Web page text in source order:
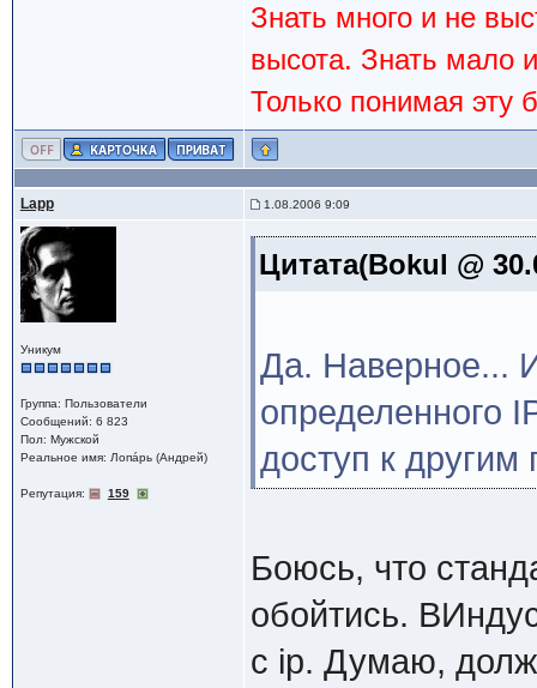
Знать много и не
высота. Знать мало
Только понимая эту
Lapp 1.08.2006 9:09
Уникум
Группа: Пользователи
Сообщений: 6 823
Пол: Мужской
Реальное имя: Лопáрь (Андрей)
Репутация: 159
Цитата(Bokul @
Да. Наверное...
определенного
доступ к другим
Боюсь, что
обойтись.
с ip. Думаю,